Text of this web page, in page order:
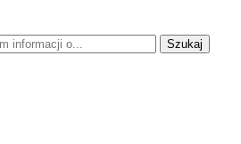
Szukaj